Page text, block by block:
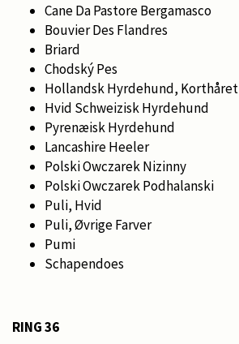
Cane Da Pastore Bergamasco
Bouvier Des Flandres
Briard
Chodský Pes
Hollandsk Hyrdehund, Korthåret
Hvid Schweizisk Hyrdehund
Pyrenæisk Hyrdehund
Lancashire Heeler
Polski Owczarek Nizinny
Polski Owczarek Podhalanski
Puli, Hvid
Puli, Øvrige Farver
Pumi
Schapendoes
RING 36